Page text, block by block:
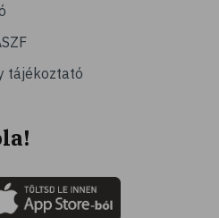
tájékoztató